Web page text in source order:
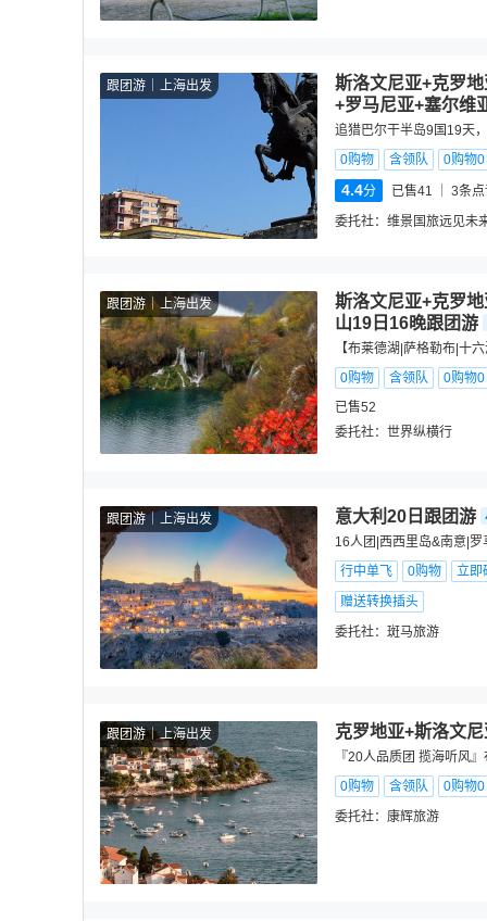
跟团游 上海出发
斯洛文尼亚+克罗
+罗马尼亚+塞尔维
追猎巴尔干半岛9国19天
0购物
含领队 0购物
4.4分 已售41 3条
委托社： 维景国旅远见未
跟团游 上海出发
斯洛文尼亚+克罗
山19日16晚跟团游
【布莱德湖|萨格勒布|十
0购物
含领队
0购物
已售52
委托社： 世界纵横行
跟团游 上海出发 意大利20日跟团游
16人团|西西里岛&南意|
行中单飞
0购物
立即
赠送转换插头
委托社： 斑马旅游
跟团游 上海出发 克罗地亚+斯洛文
『20人品质团 揽海听风
0购物
含领队
0购物
委托社： 康辉旅游